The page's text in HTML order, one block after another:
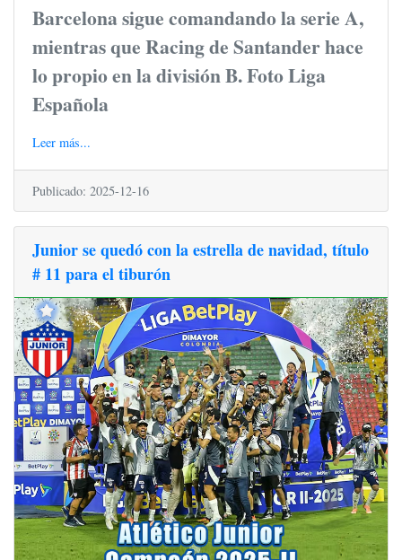
Barcelona sigue comandando la serie A,
mientras que Racing de Santander hace
lo propio en la división B. Foto Liga
Española
Leer más...
Publicado: 2025-12-16
Junior se quedó con la estrella de navidad, título
# 11 para el tiburón